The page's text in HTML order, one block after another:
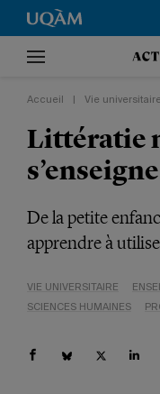
Accueil Vie universitaire
Littératie
De la petite
apprendre à
VIE UNIVERSITAIRE
SCIENCES HUMAINES